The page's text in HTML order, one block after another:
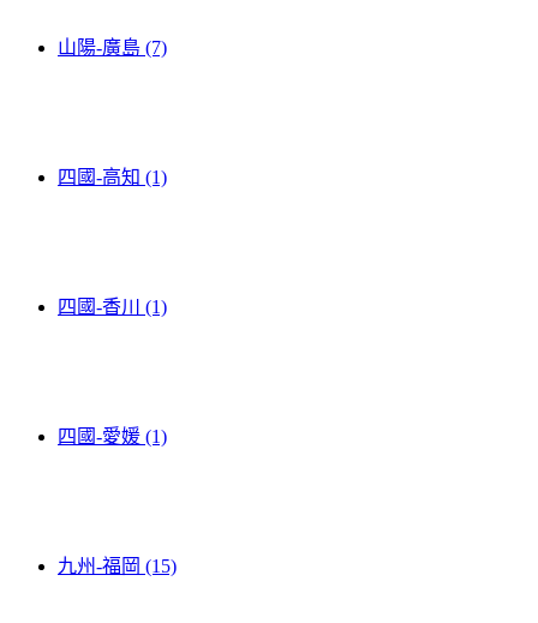
山陽-廣島 (7)
四國-高知 (1)
四國-香川 (1)
四國-愛媛 (1)
九州-福岡 (15)